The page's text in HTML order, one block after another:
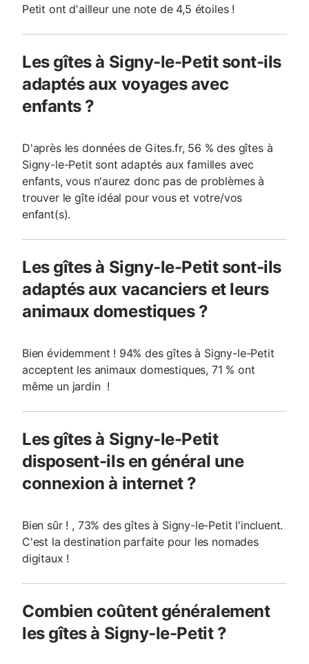
Petit ont d'ailleur une note de 4,5 étoiles !
Les gîtes à Signy-le-Petit sont-ils
adaptés aux voyages avec
enfants ?
D'après les données de Gites.fr, 56 % des gîtes à
Signy-le-Petit sont adaptés aux familles avec
enfants, vous n'aurez donc pas de problèmes à
trouver le gîte idéal pour vous et votre/vos
enfant(s).
Les gîtes à Signy-le-Petit sont-ils
adaptés aux vacanciers et leurs
animaux domestiques ?
Bien évidemment ! 94% des gîtes à Signy-le-Petit
acceptent les animaux domestiques, 71 % ont
même un jardin !
Les gîtes à Signy-le-Petit
disposent-ils en général une
connexion à internet ?
Bien sûr ! , 73% des gîtes à Signy-le-Petit l'incluent.
C'est la destination parfaite pour les nomades
digitaux !
Combien coûtent généralement
les gîtes à Signy-le-Petit ?